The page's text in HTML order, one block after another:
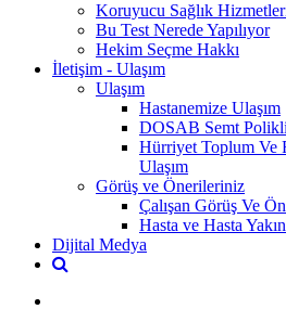
Koruyucu Sağlık
Bu Test Nerede Yapılıyor
Hekim Seçme Hakkı
İletişim - Ulaşım
Ulaşım
Hastanemize Ulaşım
DOSAB Semt
Hürriyet Toplum Ve
Ulaşım
Görüş ve Önerileriniz
Çalışan Görüş Ve
Hasta ve Hasta
Dijital Medya